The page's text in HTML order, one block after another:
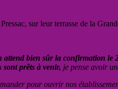
sur leur terrasse de la
bien sûr la confirmation le
sont prêts à venir, je pense avoir
pour ouvrir nos